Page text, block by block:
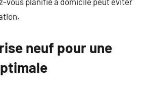
neuf pour une